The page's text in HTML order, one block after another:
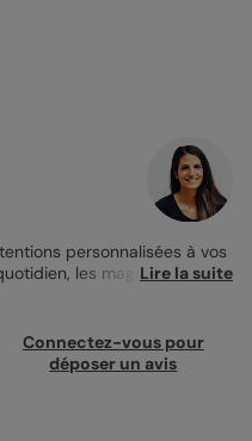
personnalisées à vos
les magnets carte
pour laisser libre cours à
personnalisation, vous
ou le contraste de
personnalisez la zone de
Lire la suite
Connectez-vous pour
déposer un avis